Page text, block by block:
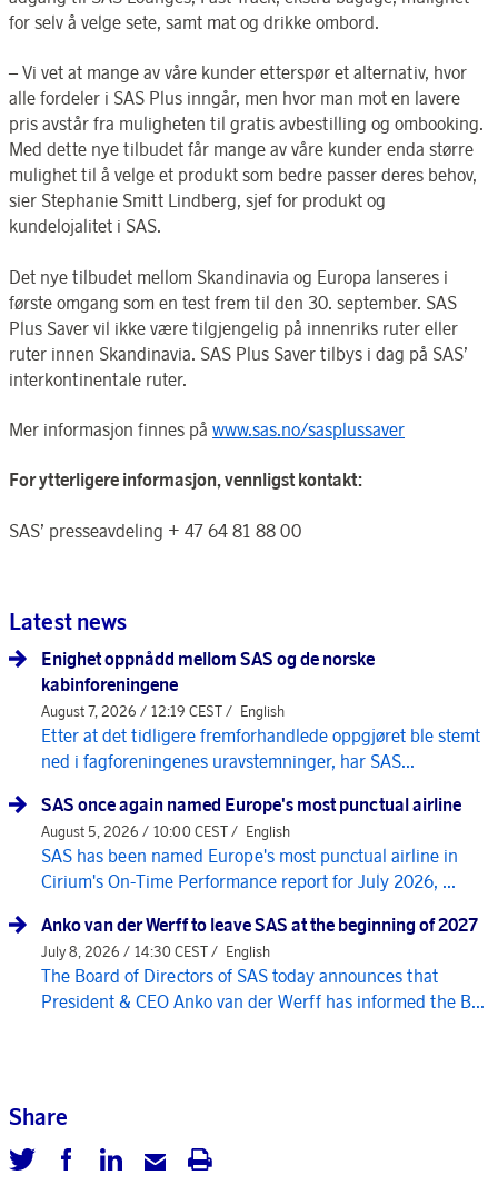
for selv å velge sete, samt mat og drikke ombord.
– Vi vet at mange av våre kunder etterspør et alternativ, hvor
alle fordeler i SAS Plus inngår, men hvor man mot en lavere
pris avstår fra muligheten til gratis avbestilling og ombooking.
Med dette nye tilbudet får mange av våre kunder enda større
mulighet til å velge et produkt som bedre passer deres behov,
sier Stephanie Smitt Lindberg, sjef for produkt og
kundelojalitet i SAS.
Det nye tilbudet mellom Skandinavia og Europa lanseres i
første omgang som en test frem til den 30. september. SAS
Plus Saver vil ikke være tilgjengelig på innenriks ruter eller
ruter innen Skandinavia. SAS Plus Saver tilbys i dag på SAS’
interkontinentale ruter.
Mer informasjon finnes på www.sas.no/sasplussaver
For ytterligere informasjon, vennligst kontakt:
SAS’ presseavdeling + 47 64 81 88 00
Latest news
Enighet oppnådd mellom SAS og de norske
kabinforeningene
August 7, 2026 / 12:19 CEST / English
Etter at det tidligere fremforhandlede oppgjøret ble stemt
ned i fagforeningenes uravstemninger, har SAS...
SAS once again named Europe's most punctual airline
August 5, 2026 / 10:00 CEST / English
SAS has been named Europe's most punctual airline in
Cirium's On-Time Performance report for July 2026, ...
Anko van der Werff to leave SAS at the beginning of 2027
July 8, 2026 / 14:30 CEST / English
The Board of Directors of SAS today announces that
President & CEO Anko van der Werff has informed the B...
Share